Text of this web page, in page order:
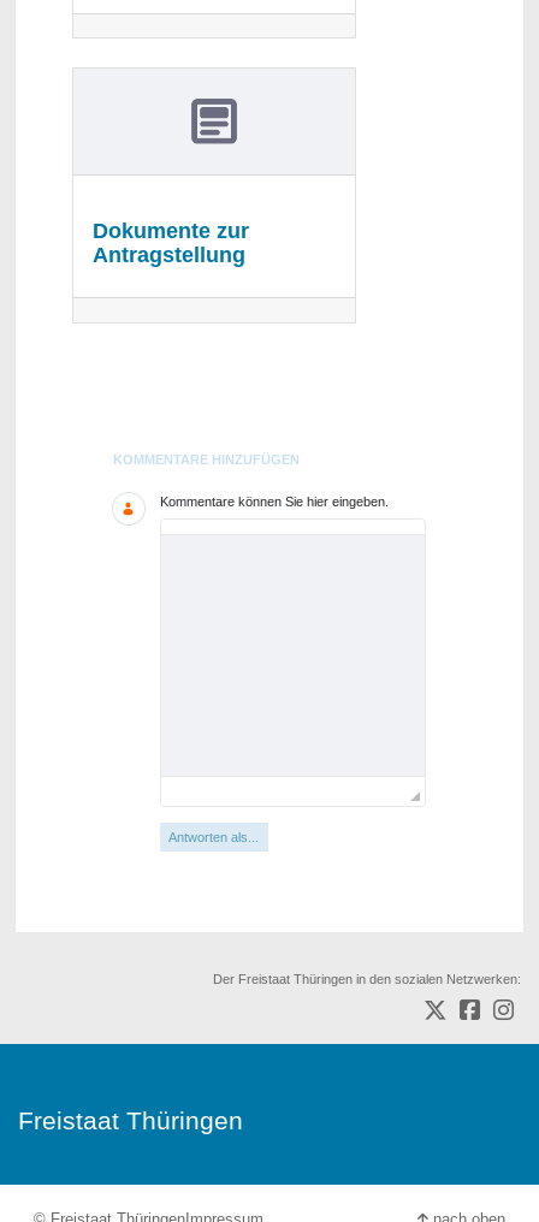
Dokumente zur
Antragstellung
Blogs
KOMMENTARE HINZUFÜGEN
Kommentare können Sie hier eingeben.
Antworten als...
Der Freistaat Thüringen in den sozialen Netzwerken:
Freistaat Thüringen